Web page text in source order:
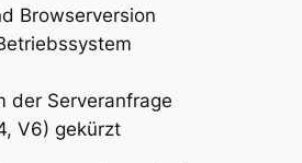
Browserversion
der Serveranfrage
V6) gekürzt